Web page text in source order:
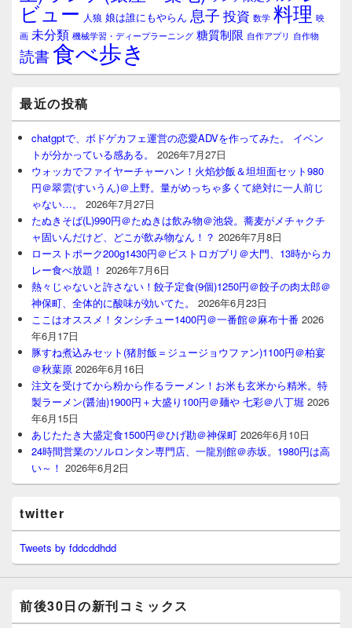
ビュー 人狼 娘は誰にもやらん 息子 投資 数学 料理 映
画 未分類 機械学習・ディープラーニング 糖質制限 自作アプリ 自作物
読書食べ歩き
最近の投稿
chatgptで、ボドゲカフェ運営の恋愛ADVを作ってみた。 イベン
トが分かっている感ある。
2026年7月27日
ウォッカでファイヤーチャーハン！火焰炒飯＆坦坦面セット980
円＠翠雲(すいうん)＠上野。量がめっちゃ多くて絶対に一人前じ
ゃない…。
2026年7月27日
たぬきそば(L)990円＠たぬきは飲み物＠池袋。蕎麦がメチャクチ
ャ固いんだけど、どこが飲み物なん！？ 2026年7月8日
ローストポーク200g1430円＠ビストロガブリ＠大門、13時からカ
レー食べ放題！ 2026年7月6日
熱々じゃないと許さない！餃子定食(9個)1250円＠餃子の肉太郎＠
神保町、全体的に酸味が効いてた。
2026年6月23日
ここはオススメ！タンシチュー1400円＠一番館＠麻布十番 2026
年6月17日
豚すね煮込みセット(猪肘飯＝ジュージョウファン)1100円＠柏宴
＠秋葉原 2026年6月16日
注文を受けてから粉から作るラーメン！お米も玄米から精米。特
製ラーメン(醤油)1900円＋大盛り100円＠麺や 七彩＠八丁堀 2026
年6月15日
あじたたき大盛定食1500円＠ひげ勘＠神保町 2026年6月10日
24時間営業のソルロンタン専門店、一龍別館＠赤坂。1980円は高
い～！ 2026年6月2日
twitter
Tweets by fddcddhdd
前後30日の新刊コミックス